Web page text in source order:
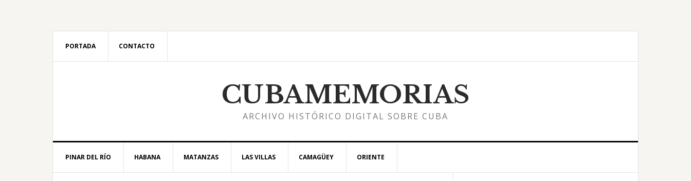
PORTADA CONTACTO
CUBAMEMORIAS
ARCHIVO HISTÓRICO DIGITAL SOBRE CUBA
PINAR DEL RÍO HABANA MATANZAS LAS VILLAS CAMAGÜEY ORIENTE